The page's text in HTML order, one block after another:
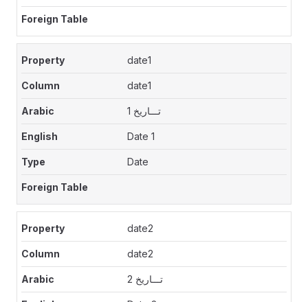
date1
date1
تـــاريخ 1
Date 1
Date
date2
date2
تـــاريخ 2